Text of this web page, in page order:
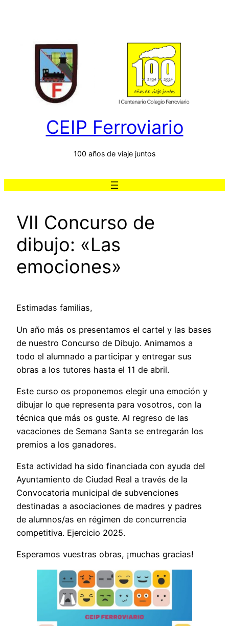
CEIP Ferroviario
100 años de viaje juntos
VII Concurso de
dibujo: «Las
emociones»
Estimadas familias,
Un año más os presentamos el cartel y las bases
de nuestro Concurso de Dibujo. Animamos a
todo el alumnado a participar y entregar sus
obras a los tutores hasta el 11 de abril.
Este curso os proponemos elegir una emoción y
dibujar lo que representa para vosotros, con la
técnica que más os guste. Al regreso de las
vacaciones de Semana Santa se entregarán los
premios a los ganadores.
Esta actividad ha sido financiada con ayuda del
Ayuntamiento de Ciudad Real a través de la
Convocatoria municipal de subvenciones
destinadas a asociaciones de madres y padres
de alumnos/as en régimen de concurrencia
competitiva. Ejercicio 2025.
Esperamos vuestras obras, ¡muchas gracias!